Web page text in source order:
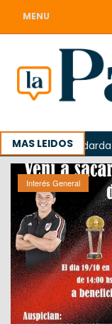
MENU
MAS LEIDOSOdarda
Interés General